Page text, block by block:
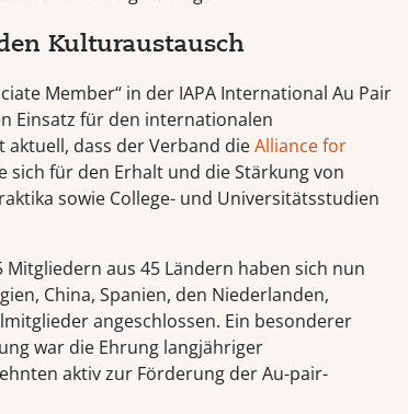
Kulturaustausch
Member“ in der IAPA International Au Pair
Einsatz für den internationalen
dass der Verband dieAlliance for
für den Erhalt und die Stärkung von
sowie College- und Universitätsstudien
aus 45 Ländern haben sich nun
China, Spanien, den Niederlanden,
angeschlossen. Ein besonderer
war die Ehrung langjähriger
aktiv zur Förderung der Au-pair-